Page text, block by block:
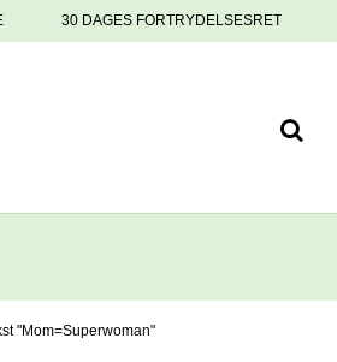
30 DAGES FORTRYDELSESRET
"Mom=Superwoman"